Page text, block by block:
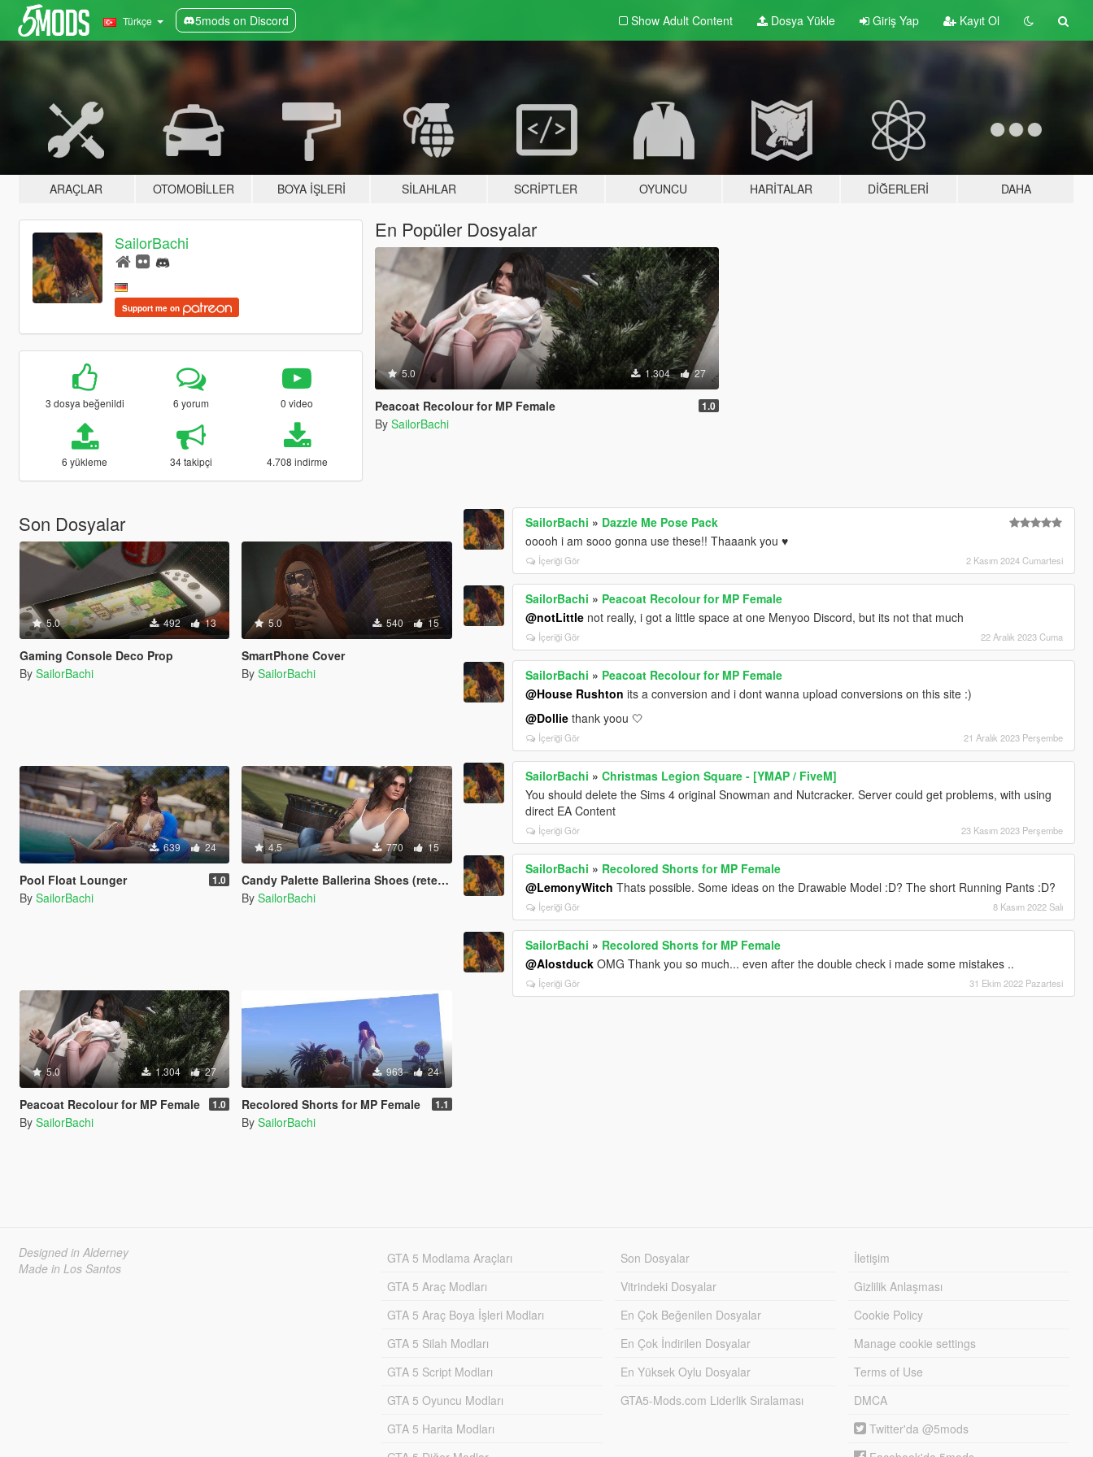
Türkçe 5mods on Discord Show Adult Content Dosya Yükle Giriş Yap Kayıt Ol
ARAÇLAR OTOMOBILLER BOYA İŞLERI SILAHLAR SCRIPTLER OYUNCU HARITALAR DIĞERLERI DAHA
SailorBachi
Support me on
3 dosya beğenildi 6 yorum 0 video
6 yükleme 34 takipçi 4.708 indirme
En Popüler Dosyalar
5.0 1.304 27
Peacoat Recolour for MP Female 1.0
By SailorBachi
Son Dosyalar
5.0 492 13
Gaming Console Deco Prop
By SailorBachi
5.0 540 15
SmartPhone Cover
By SailorBachi
639 24
Pool Float Lounger 1.0
By SailorBachi
4.5 770 15
Candy Palette Ballerina Shoes (retexture) for MP Female
By SailorBachi
5.0 1.304 27
Peacoat Recolour for MP Female 1.0
By SailorBachi
963 24
Recolored Shorts for MP Female 1.1
By SailorBachi
SailorBachi » Dazzle Me Pose Pack
ooooh i am sooo gonna use these!! Thaaank you ♥
İçeriği Gör 2 Kasım 2024 Cumartesi
SailorBachi » Peacoat Recolour for MP Female
@notLittle not really, i got a little space at one Menyoo Discord, but its not that much
İçeriği Gör 22 Aralık 2023 Cuma
SailorBachi » Peacoat Recolour for MP Female
@House Rushton its a conversion and i dont wanna upload conversions on this site :)
@Dollie thank yoou 🤍
İçeriği Gör 21 Aralık 2023 Perşembe
SailorBachi »Christmas Legion Square - [YMAP / FiveM]
You should delete the Sims 4 original Snowman and Nutcracker. Server could get problems, with using
direct EA Content
İçeriği Gör 23 Kasım 2023 Perşembe
SailorBachi » Recolored Shorts for MP Female
@LemonyWitch Thats possible. Some ideas on the Drawable Model :D? The short Running Pants :D?
İçeriği Gör 8 Kasım 2022 Salı
SailorBachi » Recolored Shorts for MP Female
@Alostduck OMG Thank you so much... even after the double check i made some mistakes ..
İçeriği Gör 31 Ekim 2022 Pazartesi
Designed in Alderney
Made in Los Santos
GTA 5 Modlama Araçları
GTA 5 Araç Modları
GTA 5 Araç Boya İşleri Modları
GTA 5 Silah Modları
GTA 5 Script Modları
GTA 5 Oyuncu Modları
GTA 5 Harita Modları
Son Dosyalar
Vitrindeki Dosyalar
En Çok Beğenilen Dosyalar
En Çok İndirilen Dosyalar
En Yüksek Oylu Dosyalar
GTA5-Mods.com Liderlik Sıralaması
İletişim
Gizlilik Anlaşması
Cookie Policy
Manage cookie settings
Terms of Use
DMCA
Twitter'da @5mods